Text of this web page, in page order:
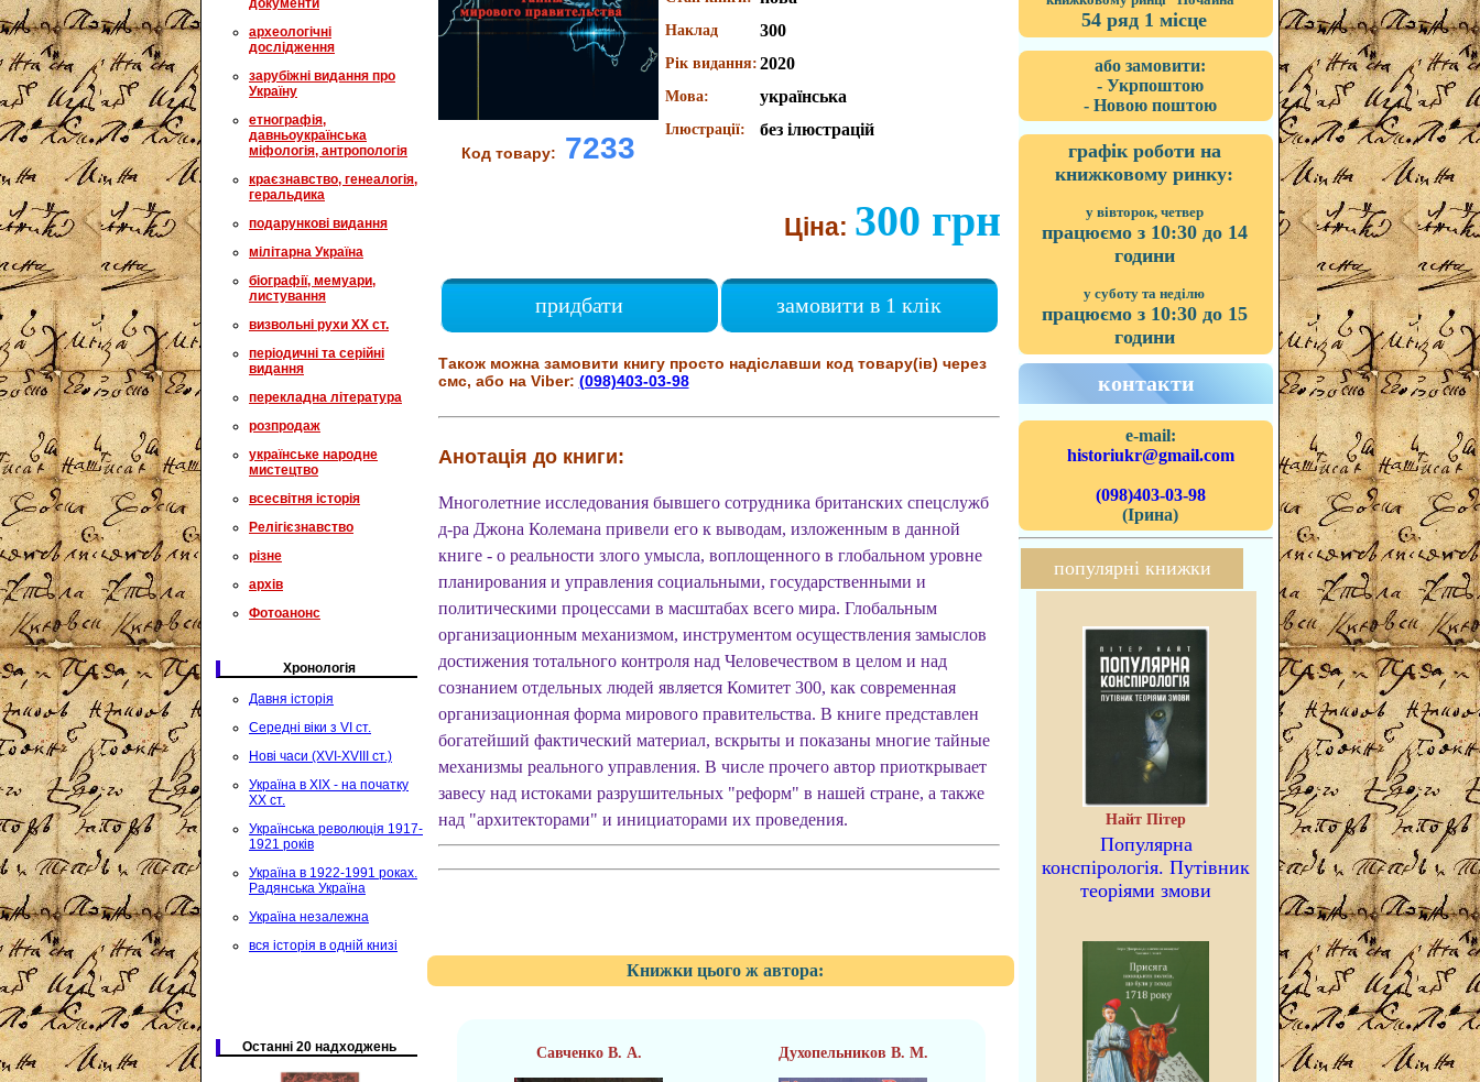
документи
археологічні
дослідження
зарубіжні видання про
Україну
етнографія,
давньоукраїнська
міфологія, антропологія
краєзнавство, генеалогія,
геральдика
подарункові видання
мілітарна Україна
біографії, мемуари,
листування
визвольні рухи XX ст.
періодичні та серійні
видання
перекладна література
розпродаж
українське народне
мистецтво
всесвітня історія
Релігієзнавство
різне
архів
Фотоанонс
Хронологія
Давня історія
Середні віки з VI ст.
Нові часи (XVI-XVIII ст.)
Україна в XIX - на початку
XX ст.
Українська революція 1917-
1921 років
Україна в 1922-1991 роках.
Радянська Україна
Україна незалежна
вся історія в одній книзі
Останні 20 надходжень
Код товару: 7233
Наклад 300
Рік видання: 2020
Мова: українська
Ілюстрації: без ілюстрацій
Ціна: 300 грн
придбати замовити в 1 клік
Також можна замовити книгу просто надіславши код товару(ів) через
смс, або на Viber: (098)403-03-98
Анотація до книги:
Многолетние исследования бывшего сотрудника британских спецслужб
д-ра Джона Колемана привели его к выводам, изложенным в данной
книге - о реальности злого умысла, воплощенного в глобальном уровне
планирования и управления социальными, государственными и
политическими процессами в масштабах всего мира. Глобальным
организационным механизмом, инструментом осуществления замыслов
достижения тотального контроля над Человечеством в целом и над
сознанием отдельных людей является Комитет 300, как современная
организационная форма мирового правительства. В книге представлен
богатейший фактический материал, вскрыты и показаны многие тайные
механизмы реального управления. В числе прочего автор приоткрывает
завесу над истоками разрушительных "реформ" в нашей стране, а также
над "архитекторами" и инициаторами их проведения.
Книжки цього ж автора:
Савченко В. А. Духопельников В. М.
54 ряд 1 місце
або замовити:
- Укрпоштою
- Новою поштою
графік роботи на
книжковому ринку:
у вівторок, четвер
працюємо з 10:30 до 14
години
у суботу та неділю
працюємо з 10:30 до 15
години
контакти
e-mail:
historiukr@gmail.com
(098)403-03-98
(Ірина)
популярні книжки
Найт Пітер
Популярна
конспірологія. Путівник
теоріями змови